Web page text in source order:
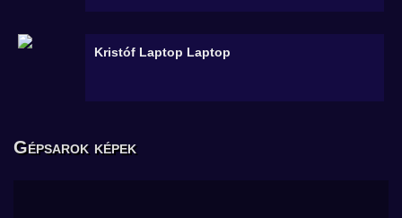
Kristóf Laptop Laptop
Gépsarok képek